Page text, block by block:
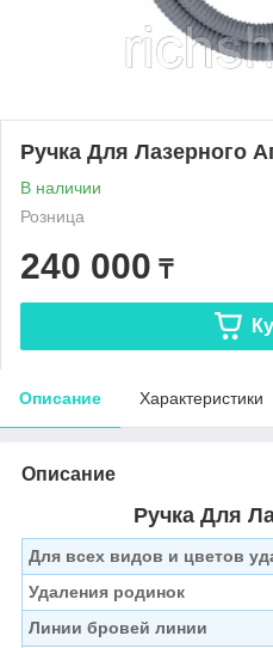
Ручка Для Лазерного
В наличии
Розница
240 000 ₸
Описание Характеристики
Описание
Ручка Для
Для всех видов и цветов
Удаления родинок
Линии бровей линии